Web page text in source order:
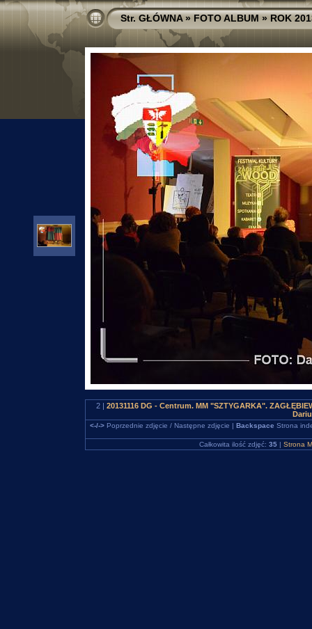
Str. GŁÓWNA»FOTO ALBUM»ROK
2 | 20131116 DG - Centrum. MM "SZTYGARKA".
<-/->Poprzednie zdjęcie / Następne zdjęcie | Backspace Strona
Całkowita ilość zdjęć: 35 | Strona